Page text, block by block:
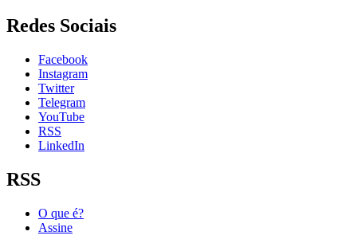
Redes Sociais
Facebook
Instagram
Twitter
Telegram
YouTube
RSS
LinkedIn
RSS
O que é?
Assine